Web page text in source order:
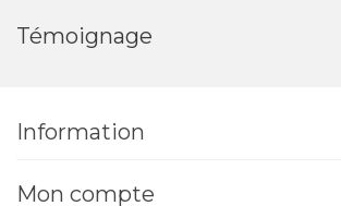
Témoignage
Information
Mon compte